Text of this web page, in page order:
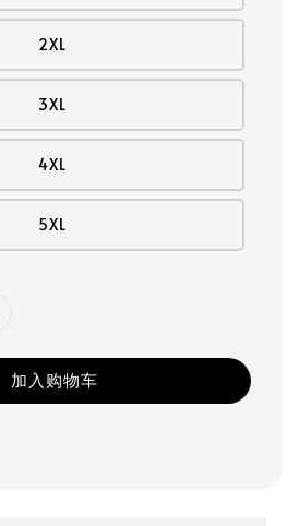
2XL
3XL
4XL
5XL
加入购物车